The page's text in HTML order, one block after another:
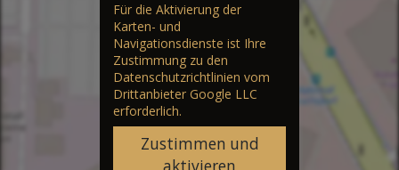
Für die Aktivierung der
Karten- und
Navigationsdienste ist Ihre
Zustimmung zu den
Datenschutzrichtlinien vom
Drittanbieter Google LLC
erforderlich.
Zustimmen und